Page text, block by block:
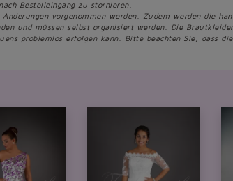
Bestelleingang zu stornieren.
vorgenommen werden. Zudem werden die
und müssen selbst organisiert werden. Die
problemlos erfolgen kann. Bitte beachten Sie, dass